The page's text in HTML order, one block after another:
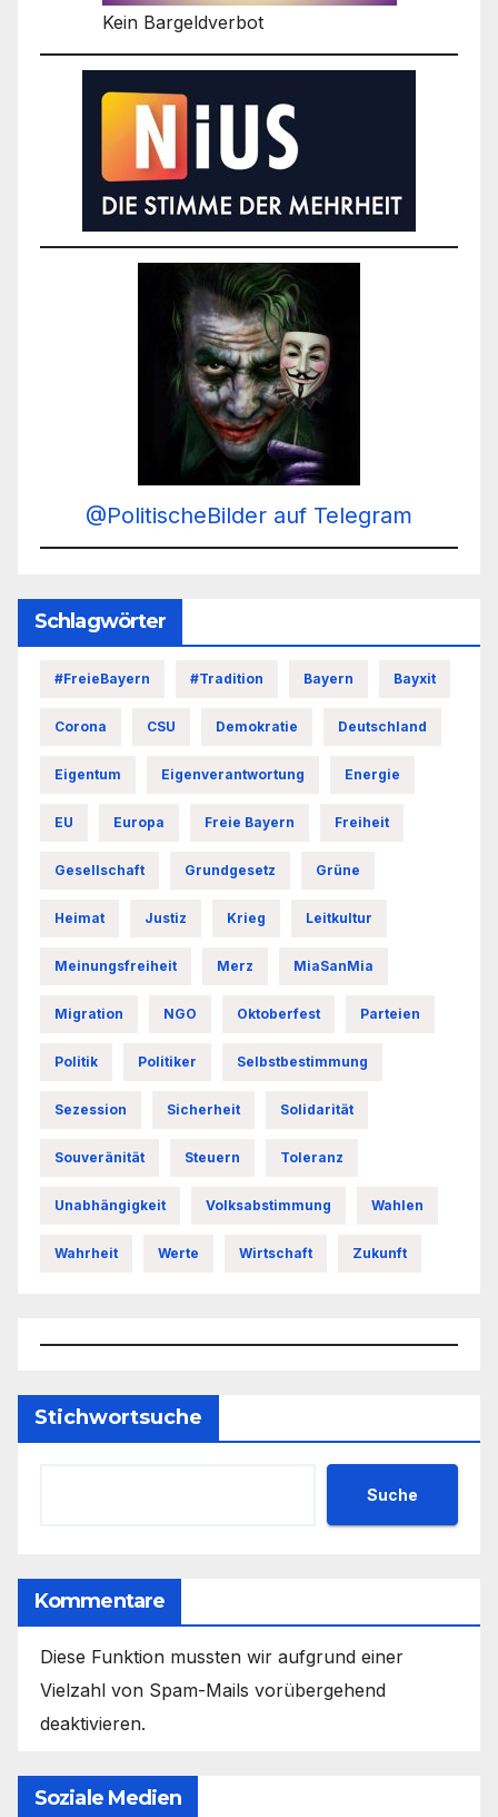
Kein Bargeldverbot
@PolitischeBilder auf Telegram
Schlagwörter
#FreieBayern #Tradition Bayern Bayxit
Corona CSU Demokratie Deutschland
Eigentum Eigenverantwortung Energie
EU Europa Freie Bayern Freiheit
Gesellschaft Grundgesetz Grüne
Heimat Justiz Krieg Leitkultur
Meinungsfreiheit Merz MiaSanMia
Migration NGO Oktoberfest Parteien
Politik Politiker Selbstbestimmung
Sezession Sicherheit Solidarität
Souveränität Steuern Toleranz
Unabhängigkeit Volksabstimmung Wahlen
Wahrheit Werte Wirtschaft Zukunft
Stichwortsuche
Suche
Kommentare
Diese Funktion mussten wir aufgrund einer
Vielzahl von Spam-Mails vorübergehend
deaktivieren.
Soziale Medien